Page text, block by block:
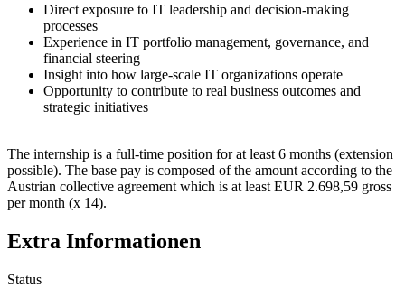
Direct exposure to IT leadership and decision-making
processes
Experience in IT portfolio management, governance, and
financial steering
Insight into how large-scale IT organizations operate
Opportunity to contribute to real business outcomes and
strategic initiatives
The internship is a full-time position for at least 6 months (extension
possible). The base pay is composed of the amount according to the
Austrian collective agreement which is at least EUR 2.698,59 gross
per month (x 14).
Extra Informationen
Status